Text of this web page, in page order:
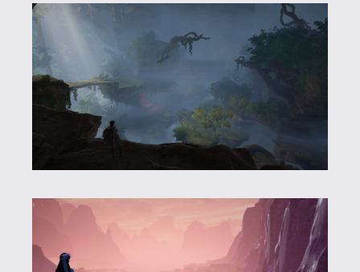
olyan fura helyzetek is, amikor a játéknak
nagyon hosszú időbe telt betölteni egy
helyszínt. Volt, hogy több mint egy percig
álltam a semmi közepén várva, hogy
megjelenjenek körülöttem az épületek,
tárgyak és karakterek. Mindez SSD-ről.
Ilyesmik szerencsére ritkán fordultak elő,
és ezeket leszámítva teljesen játszható
és élvezhető volt, és nagyon szép, még